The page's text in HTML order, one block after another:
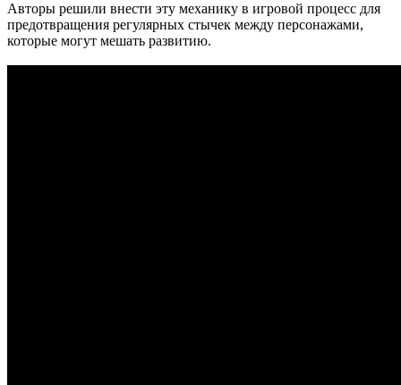
Авторы решили внести эту механику в игровой процесс для
предотвращения регулярных стычек между персонажами,
которые могут мешать развитию.